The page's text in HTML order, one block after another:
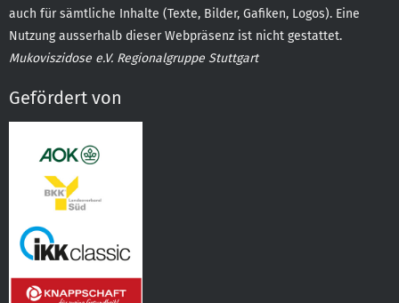
auch für sämtliche Inhalte (Texte, Bilder, Gafiken, Logos). Eine
Nutzung ausserhalb dieser Webpräsenz ist nicht gestattet.
Mukoviszidose e.V. Regionalgruppe Stuttgart
Gefördert von